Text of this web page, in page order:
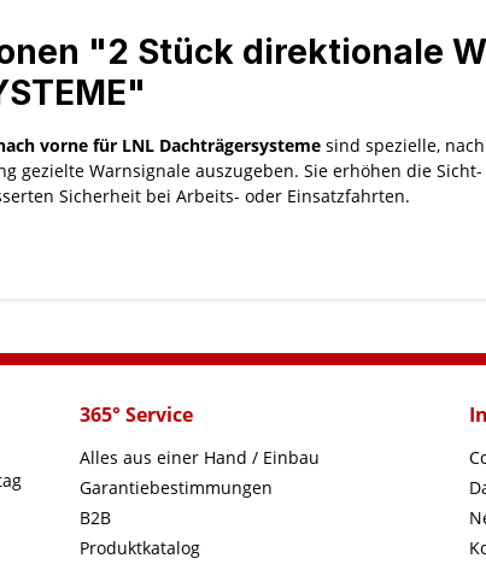
"2 Stück direktionale
vorne für LNL Dachträgersysteme sind spezielle,
gezielte Warnsignale auszugeben. Sie erhöhen die
Sicherheit bei Arbeits- oder Einsatzfahrten.
365° Service
Alles aus einer Hand / Einbau
Garantiebestimmungen
B2B
Produktkatalog